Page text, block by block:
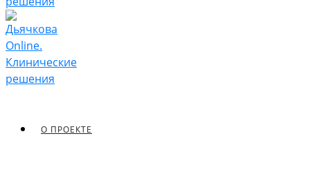
О ПРОЕКТЕ